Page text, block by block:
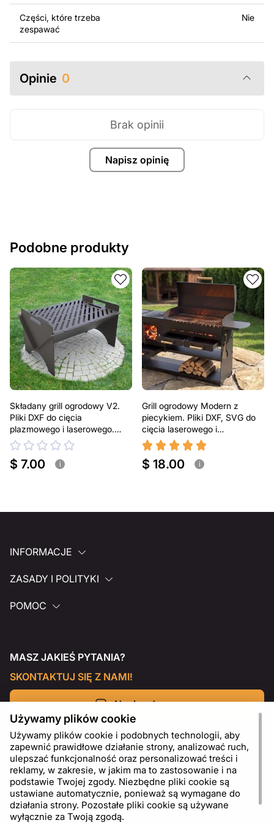
Części, które trzeba
zespawać
Nie
Opinie 0
Napisz opinię
Brak opinii
Podobne produkty
Składany grill ogrodowy V2.
Pliki DXF do cięcia
plazmowego i laserowego.
Przenośny grill BBQ
$ 7.00 i
Grill ogrodowy Modern z
piecykiem. Pliki DXF, SVG do
cięcia laserowego i
plazmowego
$ 18.00 i
INFORMACJE
ZASADY I POLITYKI
POMOC
MASZ JAKIEŚ PYTANIA?
SKONTAKTUJ SIĘ Z NAMI!
Napisz do nas
Używamy plików cookie
Używamy plików cookie i podobnych technologii, aby
zapewnić prawidłowe działanie strony, analizować ruch,
ulepszać funkcjonalność oraz personalizować treści i
reklamy, w zakresie, w jakim ma to zastosowanie i na
podstawie Twojej zgody. Niezbędne pliki cookie są
ustawiane automatycznie, ponieważ są wymagane do
działania strony. Pozostałe pliki cookie są używane
wyłącznie za Twoją zgodą.